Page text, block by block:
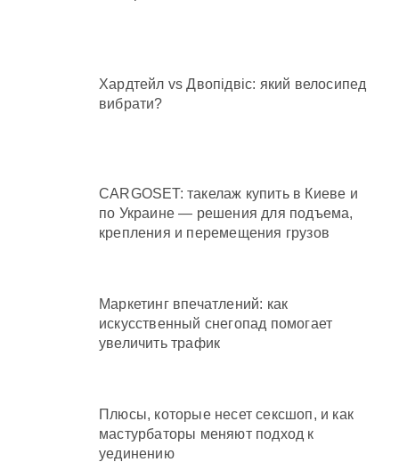
Хардтейл vs Двопідвіс: який велосипед
вибрати?
CARGOSET: такелаж купить в Киеве и
по Украине — решения для подъема,
крепления и перемещения грузов
Маркетинг впечатлений: как
искусственный снегопад помогает
увеличить трафик
Плюсы, которые несет сексшоп, и как
мастурбаторы меняют подход к
уединению